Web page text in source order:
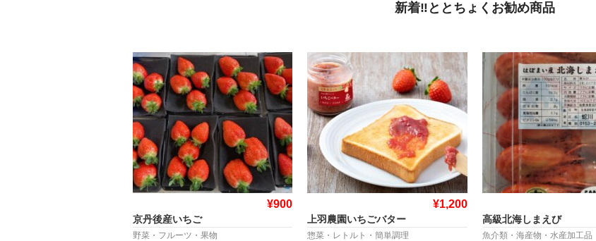
新着‼ととちょくお勧め商品
¥900
京丹後産いちご
野菜・フルーツ・果物
¥1,200
上羽農園いちごバター
惣菜・レトルト・簡単調理
高級北海しまえび
魚介類・海産物・水産加工品